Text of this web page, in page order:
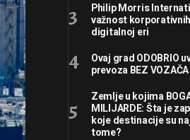
Philip Morris
važnost
digitalnoj eri
Ovaj grad ODOBRIO
prevoza BEZ VOZAČA
Zemlje u kojima
MILIJARDE: Šta je
koje destinacije su
tome?